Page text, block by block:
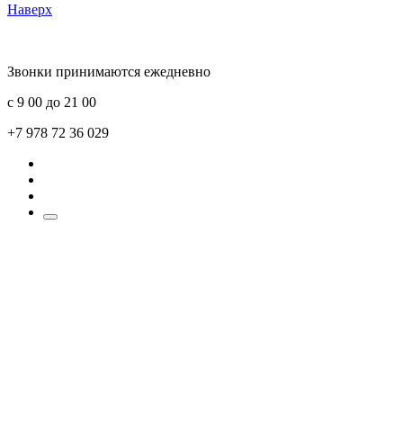
Наверх
Звонки принимаются ежедневно
с 9 00 до 21 00
+7 978 72 36 029